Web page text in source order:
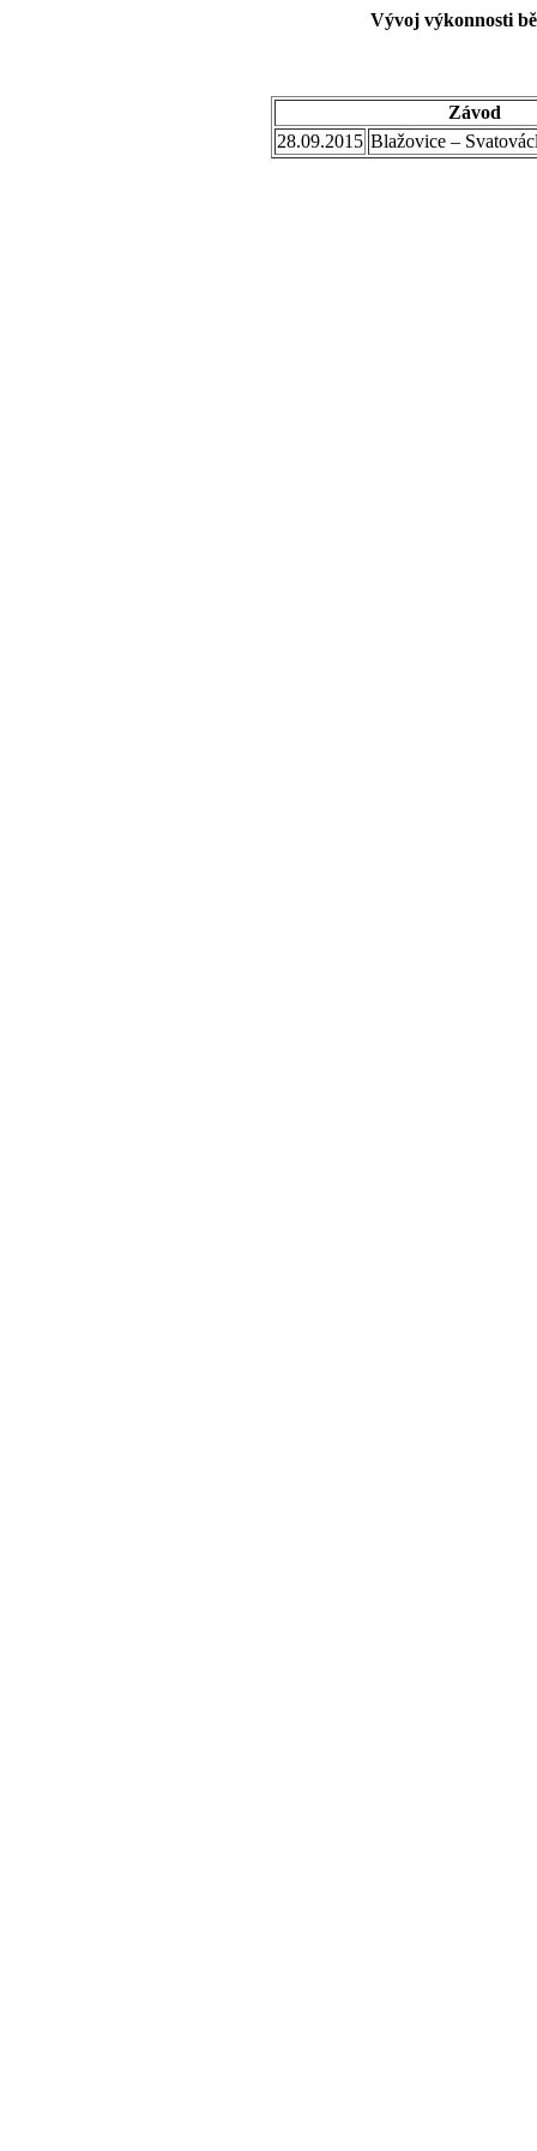
Vývoj výkonnosti
Závod
28.09.2015 Blažovice –